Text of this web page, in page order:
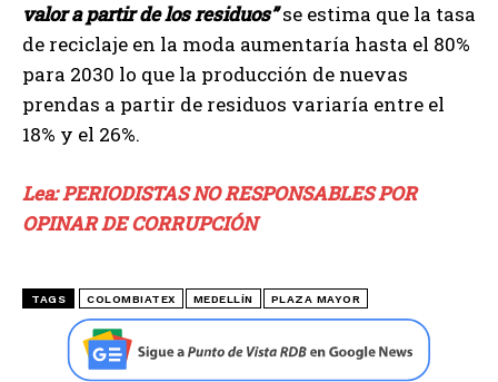
valor a partir de los residuos” se estima que la tasa
de reciclaje en la moda aumentaría hasta el 80%
para 2030 lo que la producción de nuevas
prendas a partir de residuos variaría entre el
18% y el 26%.
Lea: PERIODISTAS NO RESPONSABLES POR
OPINAR DE CORRUPCIÓN
TAGS COLOMBIATEX MEDELLÍN PLAZA MAYOR